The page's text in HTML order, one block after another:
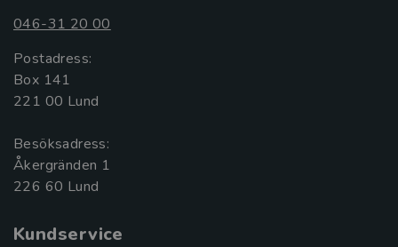
046-31 20 00
Postadress:
Box 141
221 00 Lund
Besöksadress:
Åkergränden 1
Kundservice